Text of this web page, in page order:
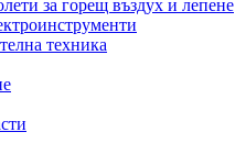
за горещ въздух и лепене
техника